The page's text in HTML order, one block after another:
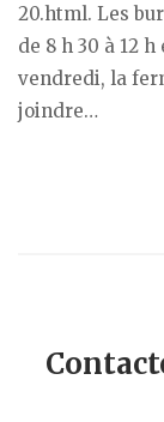
20.html. Les
de 8 h 30 à 12
vendredi, la
joindre…